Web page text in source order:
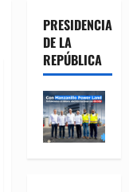
PRESIDENCIA
DE LA
REPÚBLICA